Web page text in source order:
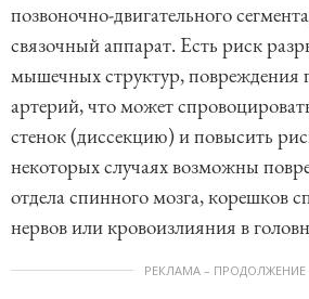
позвоночно-двигательного
связочный аппарат. Есть риск
мышечных структур, повреждения
артерий, что может
стенок (диссекцию) и повысить
некоторых случаях возможны
отдела спинного мозга, корешков
нервов или кровоизлияния в
РЕКЛАМА – ПРОДОЛЖЕНИЕ